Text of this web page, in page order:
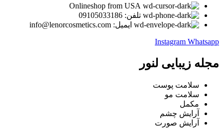
Onlineshop from USA
تلفن: 09105033186
ایمیل: info@lenorcosmetics.com
Instagram Whatsapp
مجله زیبایی لنور
سلامت پوست
سلامت مو
مکمل
آرایش چشم
آرایش صورت